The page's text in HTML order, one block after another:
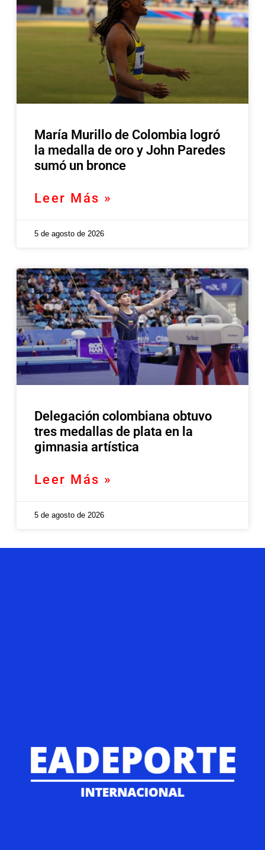
María Murillo de Colombia logró
la medalla de oro y John Paredes
sumó un bronce
Leer Más »
5 de agosto de 2026
Delegación colombiana obtuvo
tres medallas de plata en la
gimnasia artística
Leer Más »
5 de agosto de 2026